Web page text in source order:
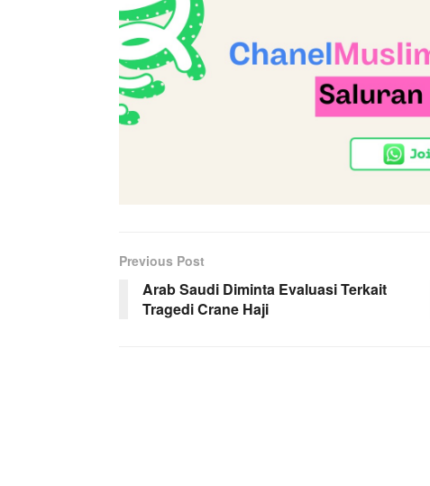
Previous Post
Arab Saudi Diminta Evaluasi Terkait
Tragedi Crane Haji